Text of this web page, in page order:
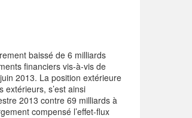
baissé de 6 milliards
financiers vis-à-vis de
2013. La position extérieure
s’est ainsi
2013 contre 69 milliards à
compensé l’effet-flux